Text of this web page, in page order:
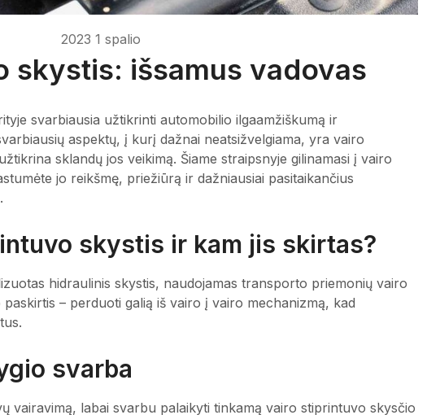
2023 1 spalio
skystis: išsamus vadovas
svarbiausia užtikrinti automobilio ilgaamžiškumą ir
aspektų, į kurį dažnai neatsižvelgiama, yra vairo
sklandų jos veikimą. Šiame straipsnyje gilinamasi į vairo
jo reikšmę, priežiūrą ir dažniausiai pasitaikančius
skystis ir kam jis skirtas?
hidraulinis skystis, naudojamas transporto priemonių vairo
– perduoti galią iš vairo į vairo mechanizmą, kad
svarba
vairavimą, labai svarbu palaikyti tinkamą vairo stiprintuvo skysčio